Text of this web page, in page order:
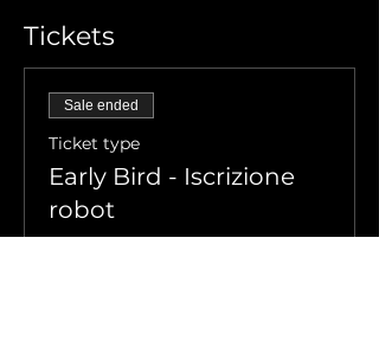
Tickets
Sale ended
Ticket type
Early Bird - Iscrizione
robot